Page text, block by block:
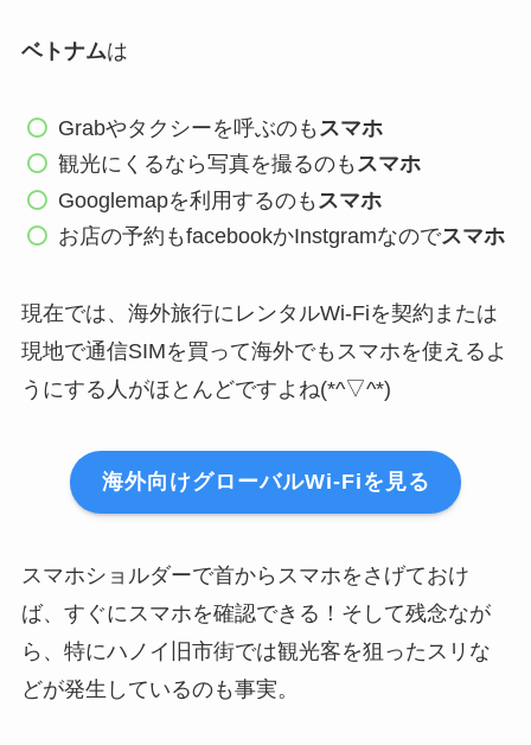
ベトナムは
Grabやタクシーを呼ぶのも スマホ
観光にくるなら写真を撮るのも スマホ
Googlemapを利用するのも スマホ
お店の予約もfacebookかInstgramなのでスマホ
現在では、海外旅行にレンタルWi-Fiを契約または
現地で通信SIMを買って海外でもスマホを使えるよ
うにする人がほとんどですよね(*^▽^*)
海外向けグローバルWi-Fiを見る
スマホショルダーで首からスマホをさげておけ
ば、すぐにスマホを確認できる！そして残念なが
ら、特にハノイ旧市街では観光客を狙ったスリな
どが発生しているのも事実。